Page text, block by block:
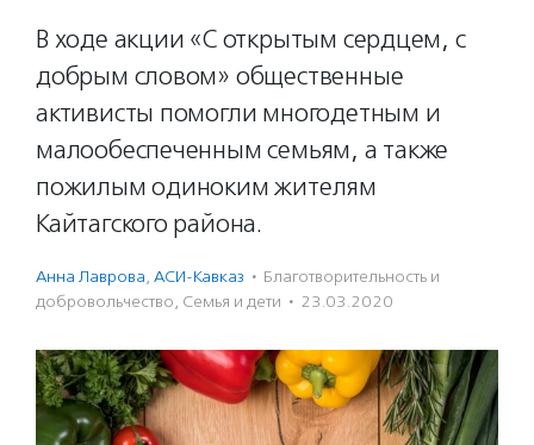
В ходе акции «С открытым сердцем, с
добрым словом» общественные
активисты помогли многодетным и
малообеспеченным семьям, а также
пожилым одиноким жителям
Кайтагского района.
Анна Лаврова, АСИ-Кавказ · Благотвори­тель­ность и
доброволь­чест­во, Семья и дети · 23.03.2020